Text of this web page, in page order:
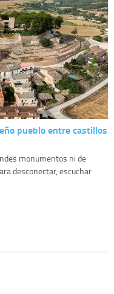
pueblo entre castillos
monumentos ni de
desconectar, escuchar